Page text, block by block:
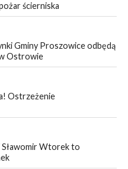
ścierniska
Gminy Proszowice odbędą
Ostrowie
Ostrzeżenie
Sławomir Wtorek to